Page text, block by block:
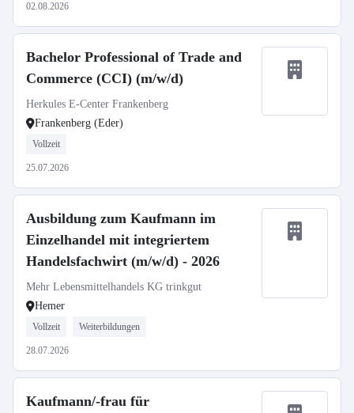
02.08.2026
Bachelor Professional of Trade and
Commerce (CCI) (m/w/d)
Herkules E-Center Frankenberg
Frankenberg (Eder)
Vollzeit
25.07.2026
Ausbildung zum Kaufmann im
Einzelhandel mit integriertem
Handelsfachwirt (m/w/d) - 2026
Mehr Lebensmittelhandels KG trinkgut
Hemer
Vollzeit Weiterbildungen
28.07.2026
Kaufmann/-frau für